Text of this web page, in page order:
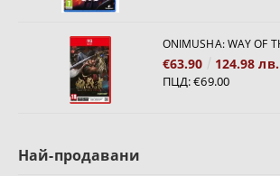
€63.90 124.98 лв.
ПЦД:€69.00
Най-продавани